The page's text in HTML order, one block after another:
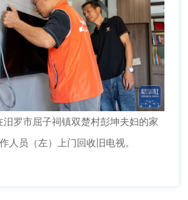
罗市屈子祠镇双楚村彭坤夫妇的家
人员（左）上门回收旧电视。